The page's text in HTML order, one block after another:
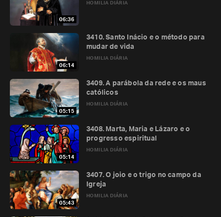
06:36
HOMILIA DIÁRIA
06:14
HOMILIA DIÁRIA
3410. Santo Inácio e o método para
mudar de vida
05:15
HOMILIA DIÁRIA
3409. A parábola da rede e os maus
católicos
05:14
HOMILIA DIÁRIA
3408. Marta, Maria e Lázaro e o
progresso espiritual
05:43
HOMILIA DIÁRIA
3407. O joio e o trigo no campo da
Igreja